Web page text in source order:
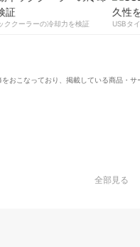
クーラーの冷却力を検証
USBタイ
おこなっており、掲載している商品・サ
全部見る